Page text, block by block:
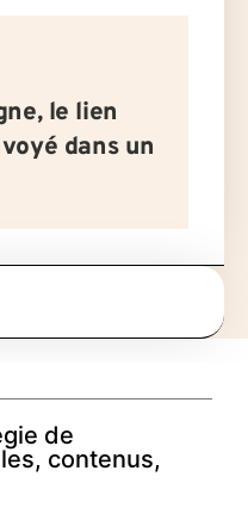
le lien
dans un
de
contenus,